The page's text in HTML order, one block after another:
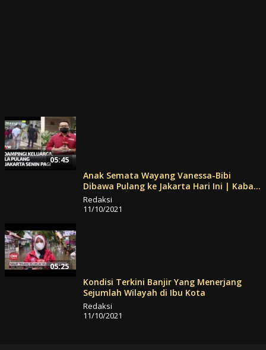
05:45
Anak Semata Wayang Vanessa-Bibi
Dibawa Pulang ke Jakarta Hari Ini | Kabar
Petang Pilihan tvOne
Redaksi
11/10/2021
05:25
Kondisi Terkini Banjir Yang Menerjang
Sejumlah Wilayah di Ibu Kota
Redaksi
11/10/2021